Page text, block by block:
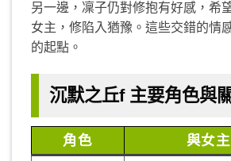
另一邊，凜子仍對修抱有好感，希
女主，修陷入猶豫。這些交錯的情
的起點。
沉默之丘f 主要角色與
角色 與女